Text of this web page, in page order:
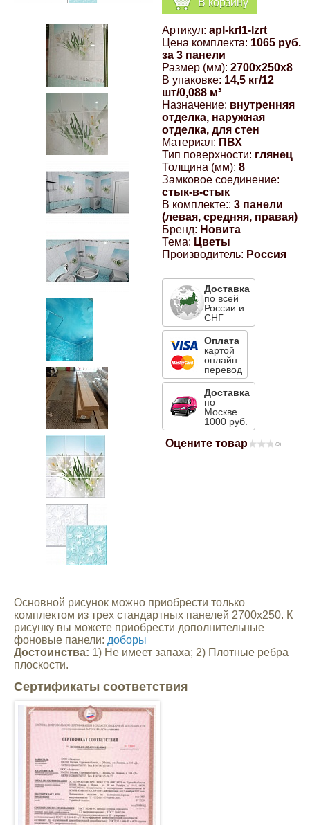
Артикул: apl-krl1-lzrt
Цена комплекта: 1065 руб.
за 3 панели
Размер (мм): 2700x250x8
В упаковке: 14,5 кг/12
шт/0,088 м³
Назначение: внутренняя
отделка, наружная
отделка, для стен
Материал: ПВХ
Тип поверхности: глянец
Толщина (мм): 8
Замковое соединение:
стык-в-стык
В комплекте:: 3 панели
(левая, средняя, правая)
Бренд: Новита
Тема: Цветы
Производитель: Россия
Доставка
по всей
России и
СНГ
Оплата
картой
онлайн
перевод
Доставка
по
Москве
1000 руб.
Оцените товар (0)
Основной рисунок можно приобрести только
комплектом из трех стандартных панелей 2700х250. К
рисунку вы можете приобрести дополнительные
фоновые панели: доборы
Достоинства: 1) Не имеет запаха; 2) Плотные ребра
плоскости.
Сертификаты соответствия
Компрессионные фитинги Poliext
Hyundai
Mitsubishi
Renault
Volkswagen
Дополнительные товары
Флуоресцентные краски
Шпатлевки, штукатурки
Эмали универсальные акриловые
Грунтовки, защитные лаки
Магнитные панели на холодильник